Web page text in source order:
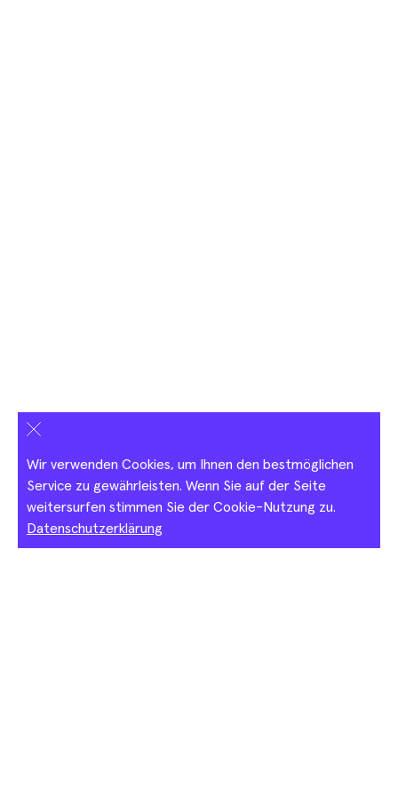
Wir verwenden Cookies, um Ihnen den bestmöglichen
Service zu gewährleisten. Wenn Sie auf der Seite
weitersurfen stimmen Sie der Cookie-Nutzung zu.
Datenschutzerklärung